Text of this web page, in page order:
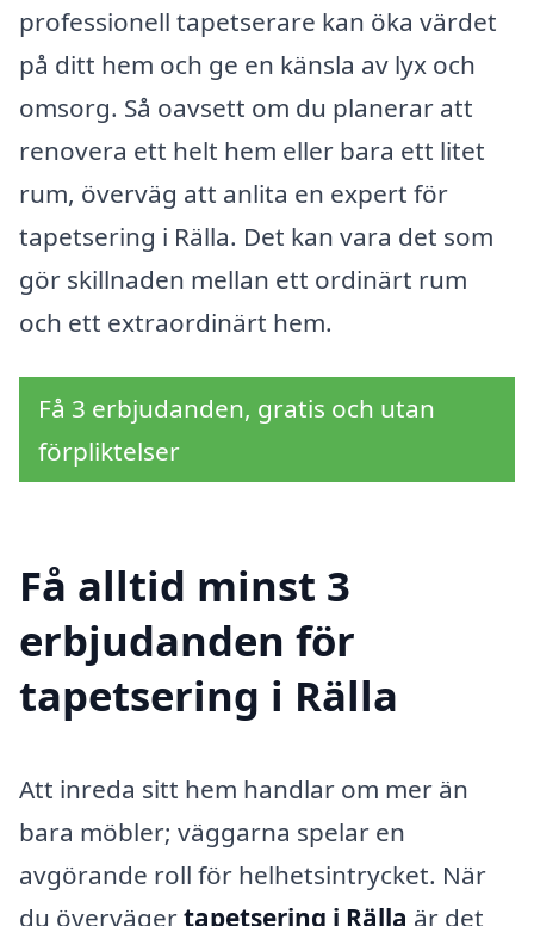
professionell tapetserare kan öka värdet
på ditt hem och ge en känsla av lyx och
omsorg. Så oavsett om du planerar att
renovera ett helt hem eller bara ett litet
rum, överväg att anlita en expert för
tapetsering i Rälla. Det kan vara det som
gör skillnaden mellan ett ordinärt rum
och ett extraordinärt hem.
Få 3 erbjudanden, gratis och utan
förpliktelser
Få alltid minst 3
erbjudanden för
tapetsering i Rälla
Att inreda sitt hem handlar om mer än
bara möbler; väggarna spelar en
avgörande roll för helhetsintrycket. När
du övervägertapetsering i Rälla är det